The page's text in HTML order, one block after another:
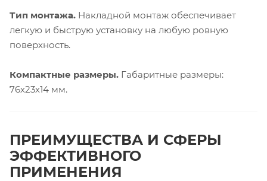
Тип монтажа. Накладной монтаж обеспечивает
легкую и быструю установку на любую ровную
поверхность.
Компактные размеры. Габаритные размеры:
76х23х14 мм.
ПРЕИМУЩЕСТВА И СФЕРЫ
ЭФФЕКТИВНОГО
ПРИМЕНЕНИЯ